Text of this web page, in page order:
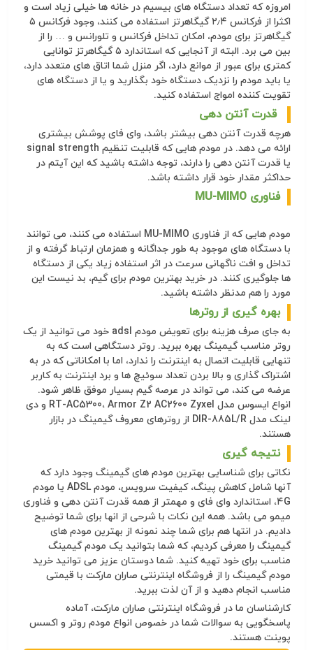
امروزه که تعداد دستگاه های بیسیم در خانه ها خیلی زیاد است و
اکثرا از فرکانس ۲٫۴ گیگاهرتز استفاده می کنند، وجود فرکانس ۵
گیگاهرتز برای مودم، امکان تداخل فرکانس و تلورانس و … را از
بین می برد. البته از آنجایی که استاندارد ۵ گیگاهرتز توانایی
کمتری برای عبور از موانع دارد، اگر منزل شما اتاق های متعدد دارد،
یا باید مودم را نزدیک دستگاه خود بگذارید و یا از دستگاه های
تقویت کننده امواج استفاده کنید.
قدرت آنتن دهی
هرچه قدرت آنتن دهی بیشتر باشد، وای فای پوشش بیشتری
ارائه می دهد. در مودم هایی که قابلیت تنظیم signal strength
یا قدرت آنتن دهی را دارند، توجه داشته باشید که این آیتم در
حداکثر مقدار خود قرار داشته باشد.
فناوری MU-MIMO
مودم هایی که از فناوری MU-MIMO استفاده می کنند، می توانند
با دستگاه های موجود به طور جداگانه و همزمان ارتباط گرفته و از
تداخل و افت ناگهانی سرعت در اثر استفاده زیاد یکی از دستگاه
ها جلوگیری کنند. در خرید بهترین مودم برای گیم، بد نیست این
مورد را هم مدنظر داشته باشید.
بهره گیری از روترها
به جای صرف هزینه برای تعویض مودم adsl خود می توانید از یک
روتر مناسب گیمینگ بهره ببرید. روتر دستگاهی است که به
تنهایی قابلیت اتصال به اینترنت را ندارد، اما با امکاناتی که در به
اشتراک گذاری و بالا بردن تعداد سوئیچ ها و برد اینترنت به کاربر
عرضه می کند، می تواند در عرصه گیم بسیار موفق ظاهر شود.
انواع ایسوس مدل RT-AC5300، Armor Z2 AC2600 Zyxel و دی
لینک مدل DIR-885L/R از روترهای معروف گیمینگ در بازار
هستند.
نتیجه گیری
نکاتی برای شناسایی بهترین مودم های گیمینگ وجود دارد که
آنها شامل کاهش پینگ، کیفیت سرویس، مودم ADSL یا مودم
۴G، استاندارد وای فای و مهمتر از همه قدرت آنتن دهی و فناوری
میمو می باشد. همه این نکات با شرحی از انها برای شما توضیح
دادیم. در انتها هم برای شما چند نمونه از بهترین مودم های
گیمینگ را معرفی کردیم، که شما بتوانید یک مودم گیمینگ
مناسب برای خود تهیه کنید. شما دوستان عزیز می توانید خرید
مودم گیمینگ را از فروشگاه اینترنتی صاران مارکت با قیمتی
مناسب انجام دهید و از آن لذت ببرید.
کارشناسان ما در فروشگاه اینترنتی صاران مارکت، آماده
پاسخگویی به سوالات شما در خصوص انواع مودم روتر و اکسس
پوینت هستند.